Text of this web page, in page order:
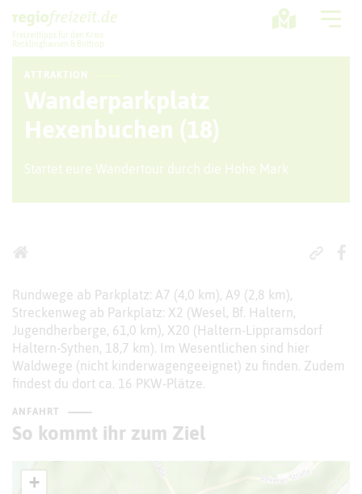
Freizeittipps für den Kreis
Recklinghausen & Bottrop
Sport + Bewegung
Aktuelles
Freizeitregion
ATTRAKTION
Wanderparkplatz
Hexenbuchen (18)
Startet eure Wandertour durch die Hohe Mark
Rundwege ab Parkplatz: A7 (4,0 km), A9 (2,8 km),
Streckenweg ab Parkplatz: X2 (Wesel, Bf. Haltern,
Jugendherberge, 61,0 km), X20 (Haltern-Lippramsdorf
Haltern-Sythen, 18,7 km). Im Wesentlichen sind hier
Waldwege (nicht kinderwagengeeignet) zu finden. Zudem
findest du dort ca. 16 PKW-Plätze.
ANFAHRT
So kommt ihr zum Ziel
+